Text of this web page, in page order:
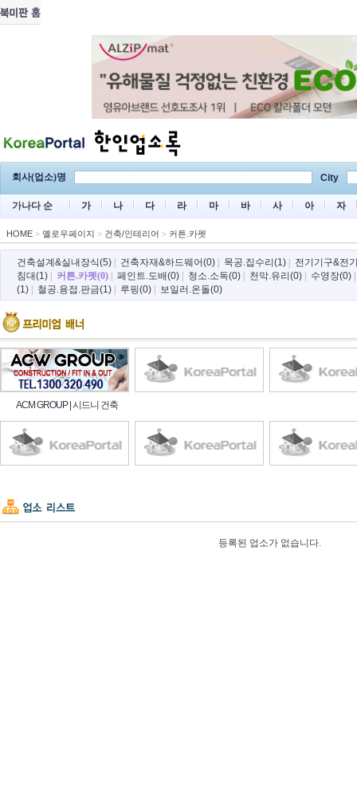
회사(업소)명 City
가나다 순 가 나 다 라 마 바 사 아 자
HOME > 옐로우페이지 > 건축/인테리어 > 커튼.카펫
건축설계&실내장식(5) 건축자재&하드웨어(0) 목공.집수리(1)
전기기구&전
침대(1)
커튼.카펫(0) 페인트.도배(0) 청소.소독(0) 천막.유리(0) 수영장(0)
(1)
철공.용접.판금(1) 루핑(0) 보일러.온돌(0)
ACM GROUP | 시드니 건축
등록된 업소가 없습니다.